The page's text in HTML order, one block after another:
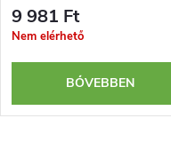
9 981 Ft
Nem elérhető
BŐVEBBEN